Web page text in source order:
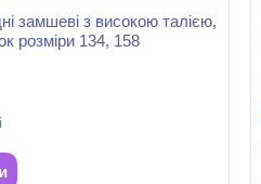
замшеві з високою талією,
розміри 134, 158